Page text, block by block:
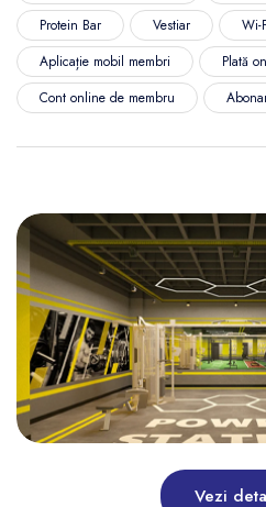
Protein Bar
Vestiar
Wi-
Aplicație mobil membri
Plată
Cont online de membru
Vezi